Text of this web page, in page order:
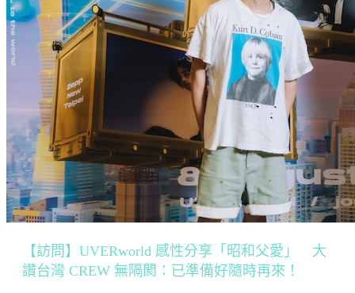
【訪問】UVERworld 感性分享「昭和父愛」 大
讚台灣 CREW 無隔閡：已準備好隨時再來！